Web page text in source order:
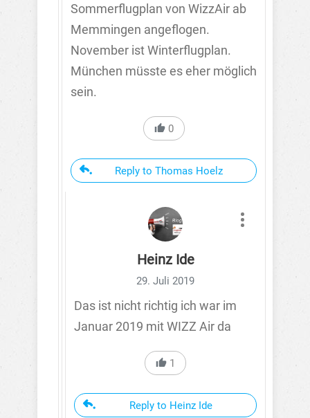
Sommerflugplan von WizzAir ab
Memmingen angeflogen.
November ist Winterflugplan.
München müsste es eher möglich
sein.
0
Reply to Thomas Hoelz
Heinz Ide
29. Juli 2019
Das ist nicht richtig ich war im
Januar 2019 mit WIZZ Air da
1
Reply to Heinz Ide